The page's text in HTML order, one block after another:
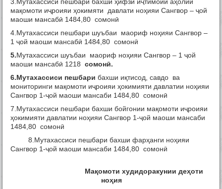
3.Мутахассиси пешбари бахши ҳифзи иҷтимоии аҳолии
мақомоти иҷроияи ҳокимяти давлати ноҳияи Сангвор – ҷой
маоши мансабӣ 1484,80 сомонӣ
4.Мутахассиси пешбари шуъбаи маориф ноҳияи Сангвор –
1 ҷой маоши мансабӣ 1484,80 сомонӣ
5.Мутахассиси шуъбаи маориф ноҳияи Сангвор – 1 ҷой
маоши мансабӣ 1218 сомонӣ.
6.Мутахассиси пешбари бахши иқтисод, савдо ва
мониторинги мақомоти иҷроияи ҳокимияти давлатии ноҳияи
Сангвор 1-ҷой маоши мансаби 1484,80 сомонӣ
7.Мутахассиси пешбари бахши бойгонии мақомоти иҷроияи
ҳокимияти давлатии ноҳияи Сангвор 1-ҷой маоши мансаби
1484,80 сомонӣ
8.Мутахассиси пешбари бахши фарҳанги ноҳияи
Сангвор 1-ҷой маоши мансаби 1484,80 сомонӣ
Мақомоти худидоракунии деҳоти
ноҳия